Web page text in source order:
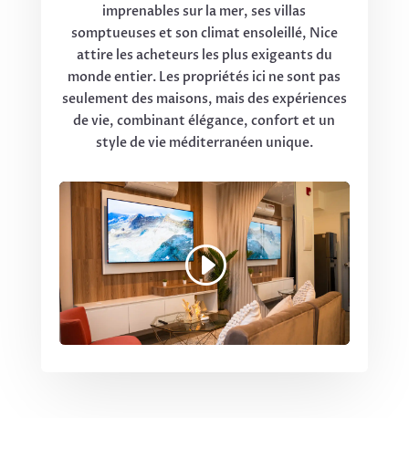
imprenables sur la mer, ses villas
somptueuses et son climat ensoleillé, Nice
attire les acheteurs les plus exigeants du
monde entier. Les propriétés ici ne sont pas
seulement des maisons, mais des expériences
de vie, combinant élégance, confort et un
style de vie méditerranéen unique.